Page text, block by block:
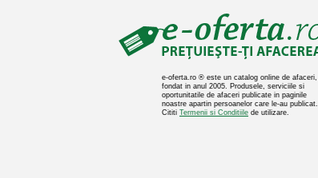
e-oferta.ro ® este un catalog online de afaceri,
fondat in anul 2005. Produsele, serviciile si
oportunitatile de afaceri publicate in paginile
noastre apartin persoanelor care le-au publicat.
Cititi Termenii si Conditiile de utilizare.